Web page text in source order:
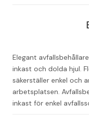
Elegant
inkast och dolda hjul.
säkerställer enkel och
arbetsplatsen.
inkast för enkel